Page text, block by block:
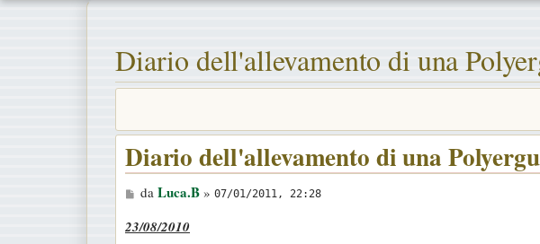
Diario dell'allevamento di una
Diario dell'allevamento di una
M
s
da Luca.B» 07/01/2011, 22:28
23/08/2010